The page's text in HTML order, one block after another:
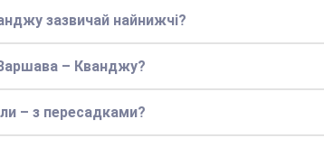
зазвичай найнижчі?
– Кванджу?
– з пересадками?